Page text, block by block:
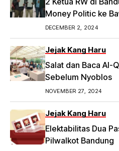
Money Politic ke
Artikel ini telah
dengan judul 2
Dugaan Money
Nominalnya,
https://
DECEMBER 2, 2024
Jejak Kang Haru
Salat dan Baca Al-
Sebelum Nyoblos
NOVEMBER 27, 2024
Jejak Kang Haru
Elektabilitas Dua
Pilwalkot Bandung